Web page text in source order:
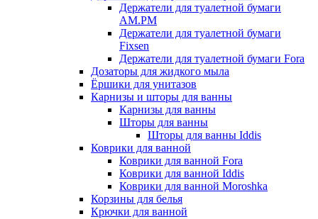
Держатели для туалетной бумаги
AM.PM
Держатели для туалетной бумаги
Fixsen
Держатели для туалетной бумаги Fora
Дозаторы для жидкого мыла
Ёршики для унитазов
Карнизы и шторы для ванны
Карнизы для ванны
Шторы для ванны
Шторы для ванны Iddis
Коврики для ванной
Коврики для ванной Fora
Коврики для ванной Iddis
Коврики для ванной Moroshka
Корзины для белья
Крючки для ванной